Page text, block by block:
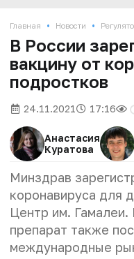
Главная • Новости •
В России
вакцину от
подростков
24.11.2021 17:16
Анастасия
Куратова
Минздрав
коронавируса для
Центр им.
препарат также
международные